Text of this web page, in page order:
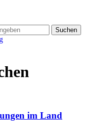
Suchen
im Land